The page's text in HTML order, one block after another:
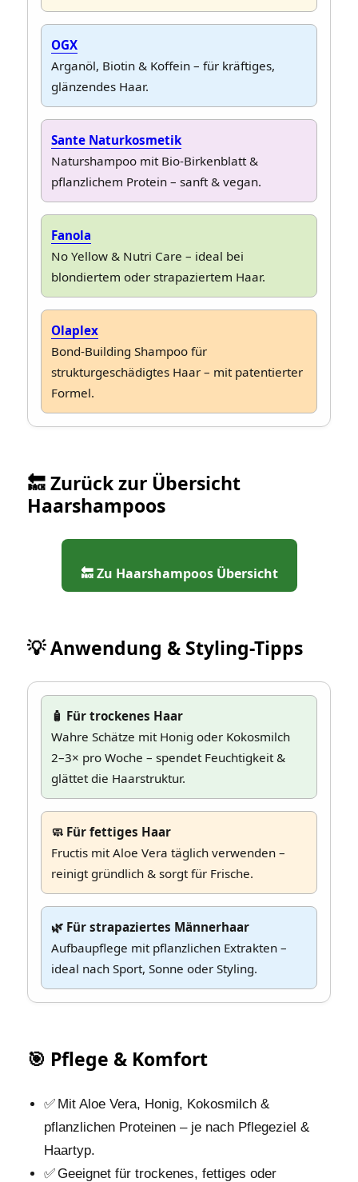
OGX
Arganöl, Biotin & Koffein – für kräftiges,
glänzendes Haar.
Sante Naturkosmetik
Naturshampoo mit Bio-Birkenblatt &
pflanzlichem Protein – sanft & vegan.
Fanola
No Yellow & Nutri Care – ideal bei
blondiertem oder strapaziertem Haar.
Olaplex
Bond-Building Shampoo für
strukturgeschädigtes Haar – mit patentierter
Formel.
🔙 Zurück zur Übersicht
Haarshampoos
🔙 Zu Haarshampoos Übersicht
💡 Anwendung & Styling-Tipps
🧴 Für trockenes Haar
Wahre Schätze mit Honig oder Kokosmilch
2–3× pro Woche – spendet Feuchtigkeit &
glättet die Haarstruktur.
🧼 Für fettiges Haar
Fructis mit Aloe Vera täglich verwenden –
reinigt gründlich & sorgt für Frische.
🌿 Für strapaziertes Männerhaar
Aufbaupflege mit pflanzlichen Extrakten –
ideal nach Sport, Sonne oder Styling.
🎯 Pflege & Komfort
✅ Mit Aloe Vera, Honig, Kokosmilch &
pflanzlichen Proteinen – je nach Pflegeziel &
Haartyp.
✅ Geeignet für trockenes, fettiges oder